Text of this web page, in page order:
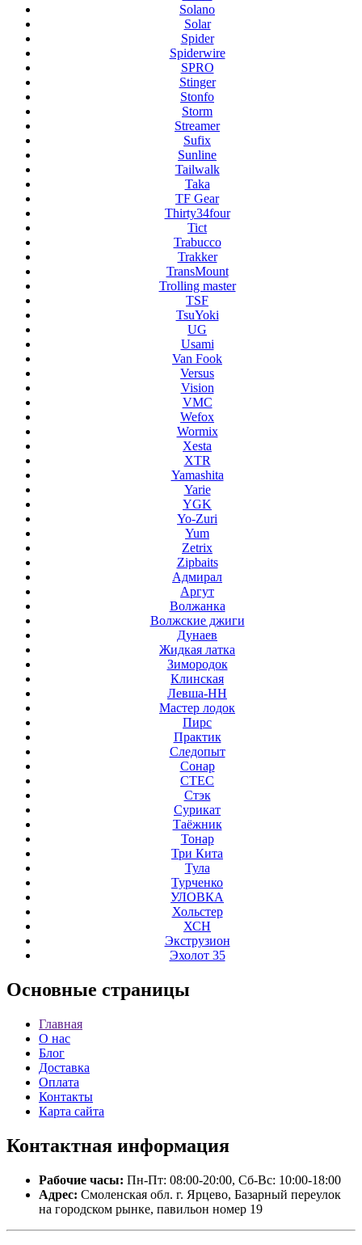
Solano
Solar
Spider
Spiderwire
SPRO
Stinger
Stonfo
Storm
Streamer
Sufix
Sunline
Tailwalk
Taka
TF Gear
Thirty34four
Tict
Trabucco
Trakker
TransMount
Trolling master
TSF
TsuYoki
UG
Usami
Van Fook
Versus
Vision
VMC
Wefox
Wormix
Xesta
XTR
Yamashita
Yarie
YGK
Yo-Zuri
Yum
Zetrix
Zipbaits
Адмирал
Аргут
Волжанка
Волжские джиги
Дунаев
Жидкая латка
Зимородок
Клинская
Левша-НН
Мастер лодок
Пирс
Практик
Следопыт
Сонар
СТЕС
Стэк
Сурикат
Таёжник
Тонар
Три Кита
Тула
Турченко
УЛОВКА
Хольстер
ХСН
Экструзион
Эхолот 35
Основные страницы
Главная
О нас
Блог
Доставка
Оплата
Контакты
Карта сайта
Контактная информация
Рабочие часы: Пн-Пт: 08:00-20:00, Сб-Вс: 10:00-18:00
Адрес: Смоленская обл. г. Ярцево, Базарный переулок
на городском рынке, павильон номер 19